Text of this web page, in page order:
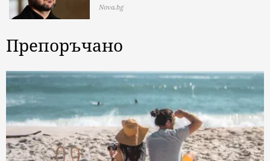
Nova.bg
Препоръчано